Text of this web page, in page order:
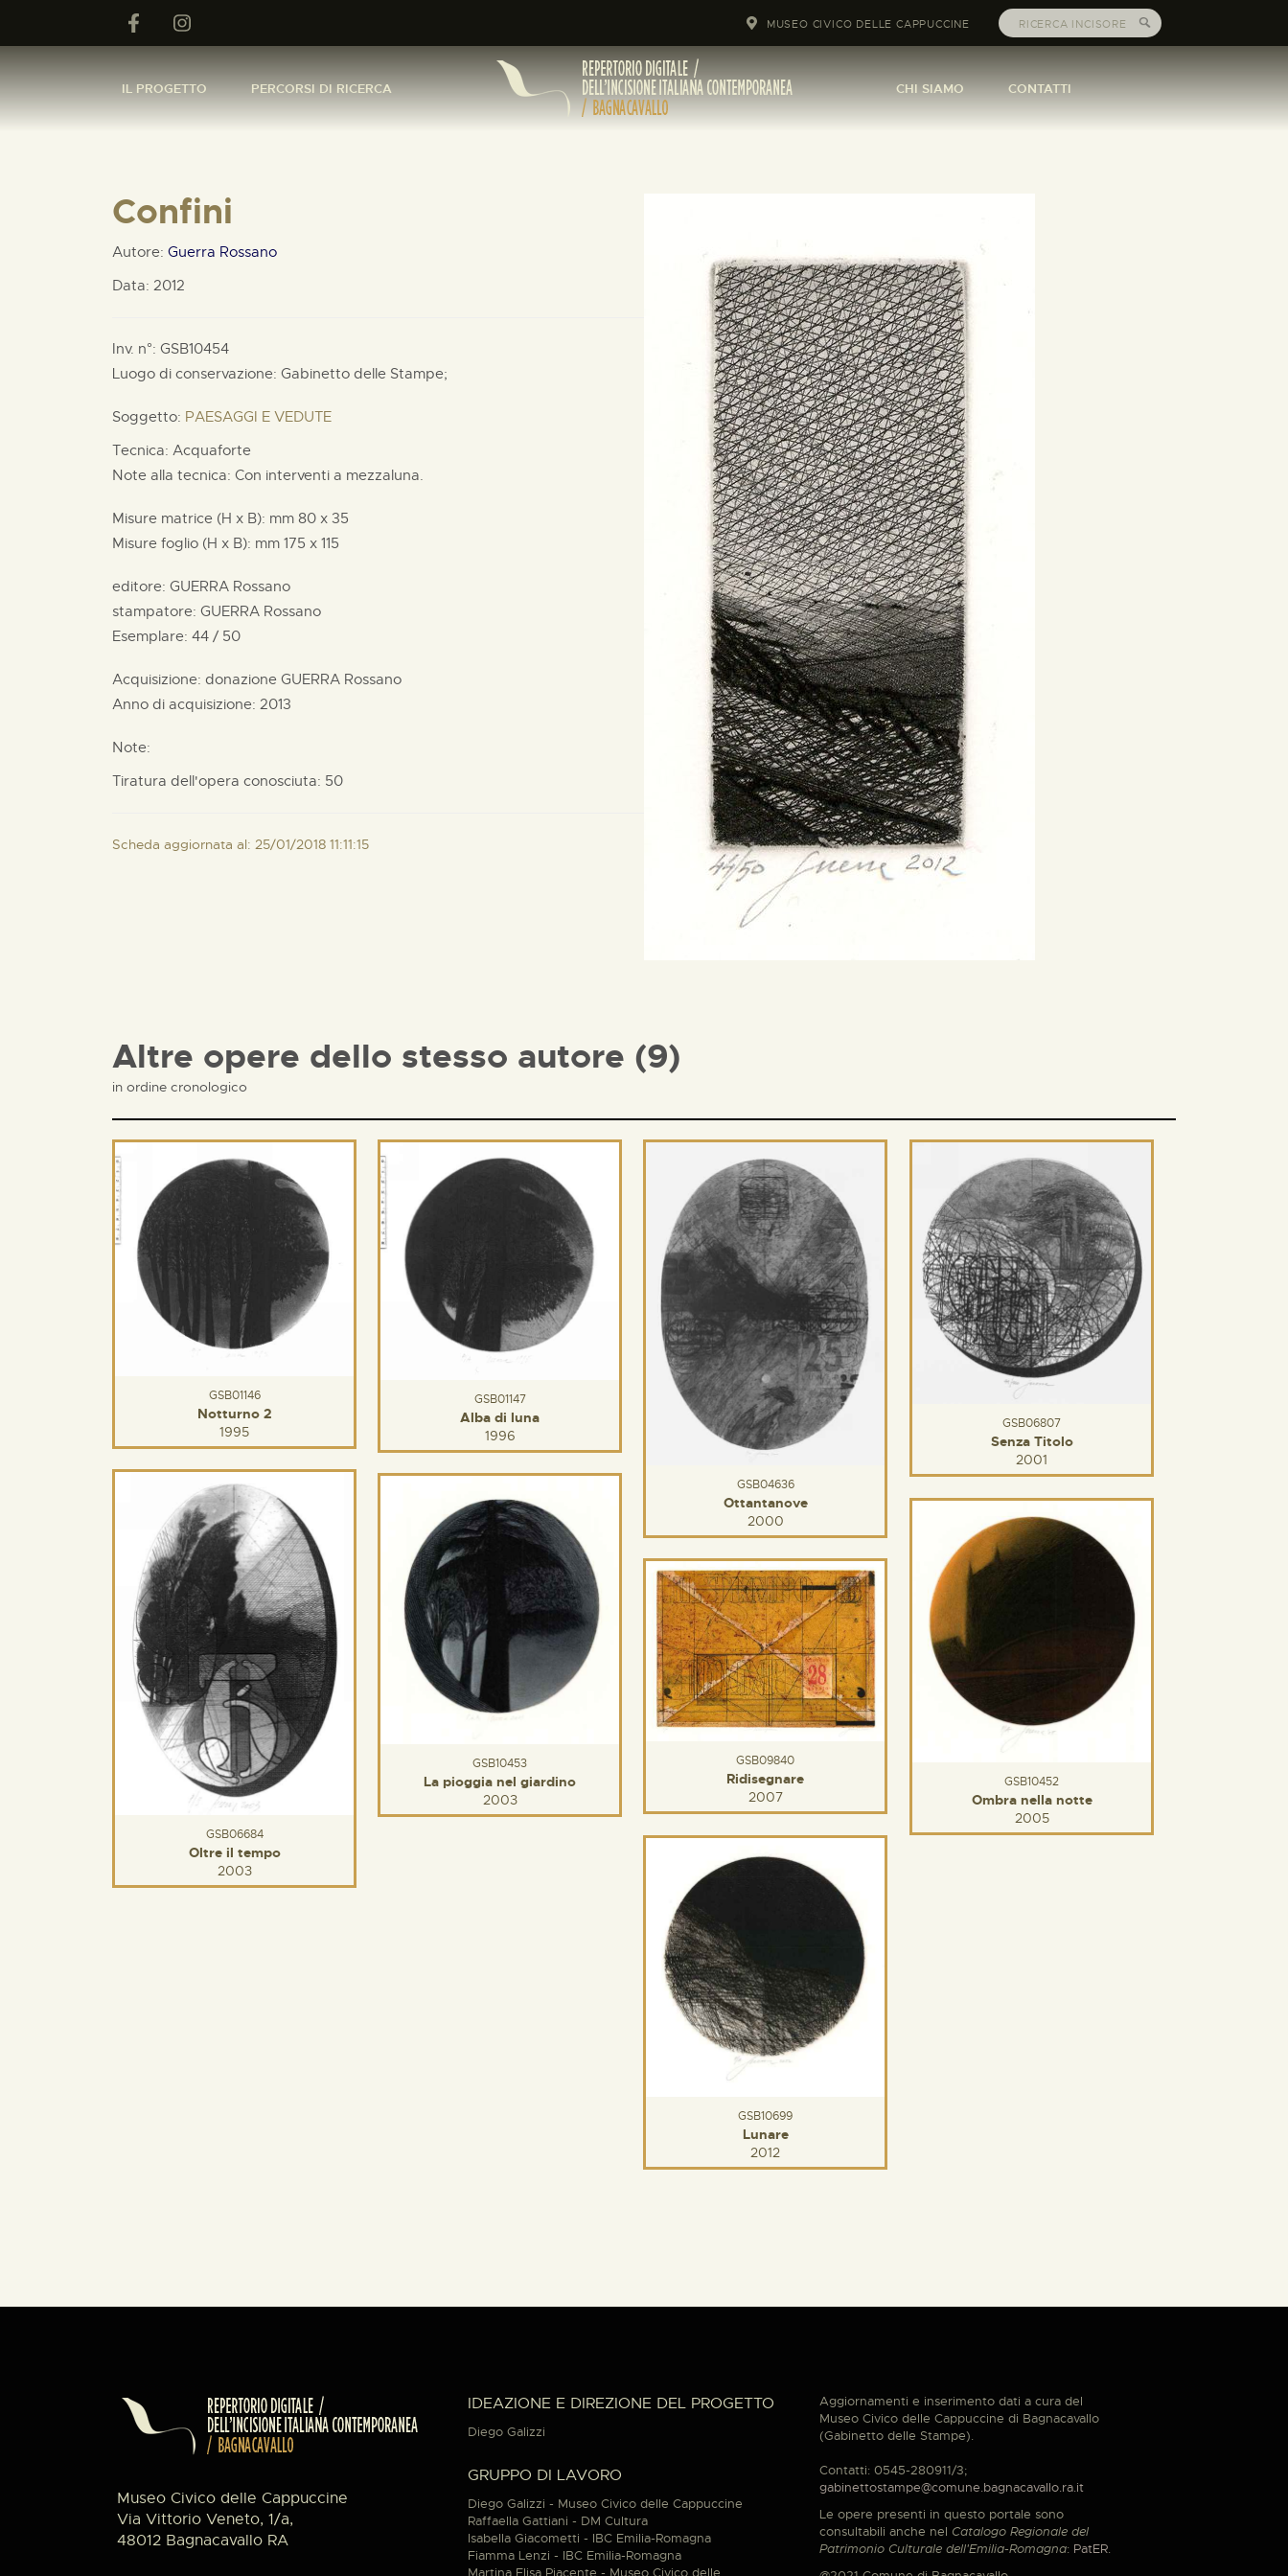
MUSEO CIVICO DELLE CAPPUCCINE
IL PROGETTO PERCORSI DI RICERCA CHI SIAMO CONTATTI
Confini
Autore: Guerra Rossano
Data: 2012
Inv. n°: GSB10454
Luogo di conservazione: Gabinetto delle Stampe;
Soggetto: PAESAGGI E VEDUTE
Tecnica: Acquaforte
Note alla tecnica: Con interventi a mezzaluna.
Misure matrice (H x B): mm 80 x 35
Misure foglio (H x B): mm 175 x 115
editore: GUERRA Rossano
stampatore: GUERRA Rossano
Esemplare: 44 / 50
Acquisizione: donazione GUERRA Rossano
Anno di acquisizione: 2013
Note:
Tiratura dell'opera conosciuta: 50
Scheda aggiornata al: 25/01/2018 11:11:15
Altre opere dello stesso autore (9)
in ordine cronologico
GSB01146
Notturno 2
1995
GSB01147
Alba di luna
1996
GSB04636
Ottantanove
2000
GSB06807
Senza Titolo
2001
GSB06684
Oltre il tempo
2003
GSB10453
La pioggia nel giardino
2003
GSB10452
Ombra nella notte
2005
GSB09840
Ridisegnare
2007
GSB10699
Lunare
2012
Museo Civico delle Cappuccine
Via Vittorio Veneto, 1/a,
48012 Bagnacavallo RA
IDEAZIONE E DIREZIONE DEL PROGETTO
Diego Galizzi
GRUPPO DI LAVORO
Diego Galizzi - Museo Civico delle Cappuccine
Raffaella Gattiani - DM Cultura
Isabella Giacometti - IBC Emilia-Romagna
Fiamma Lenzi - IBC Emilia-Romagna
Martina Elisa Piacente - Museo Civico delle
Aggiornamenti e inserimento dati a cura del
Museo Civico delle Cappuccine di Bagnacavallo
(Gabinetto delle Stampe).
Contatti: 0545-280911/3;
gabinettostampe@comune.bagnacavallo.ra.it
Le opere presenti in questo portale sono
consultabili anche nel Catalogo Regionale del
Patrimonio Culturale dell'Emilia-Romagna: PatER.